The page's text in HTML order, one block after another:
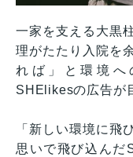
一家を支える大黒
理がたたり入院を
れば」と環境へ
SHElikesの広告が
「新しい環境に
思いで飛び込んだ